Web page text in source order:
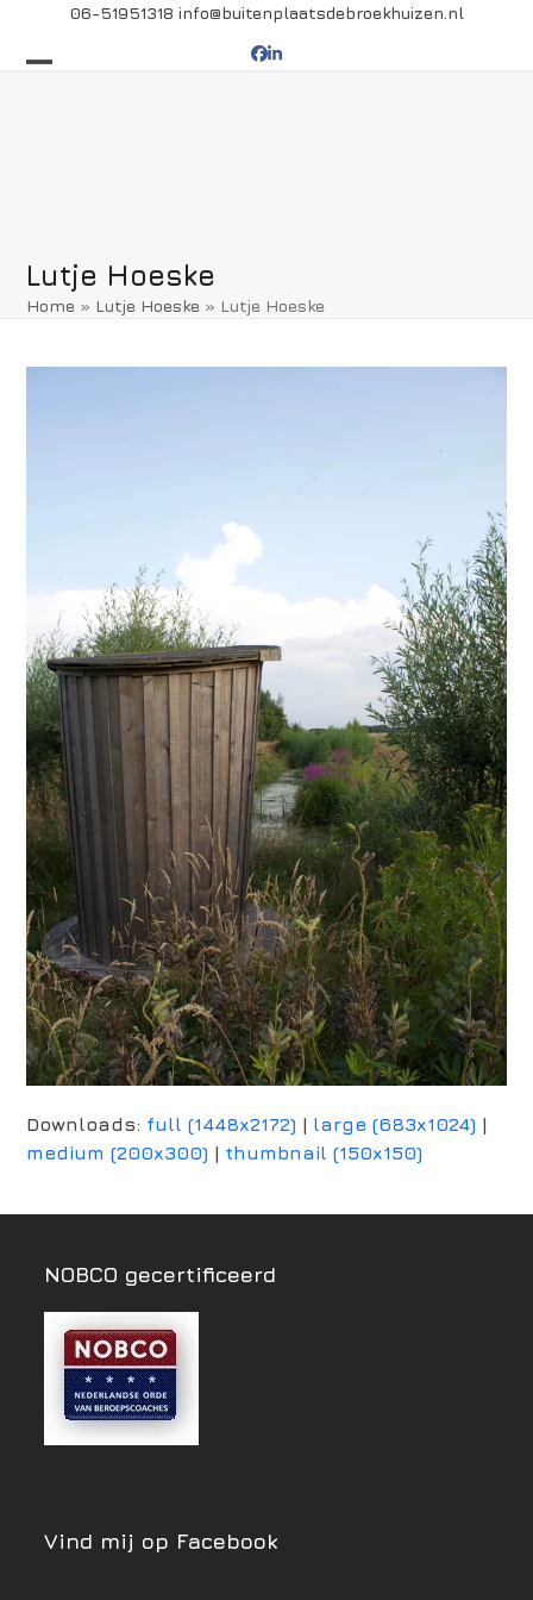
content
06-51951318 info@buitenplaatsdebroekhuizen.nl
Facebook
LinkedIn
Lutje Hoeske
Home » Lutje Hoeske » Lutje Hoeske
Downloads: full (1448x2172) | large (683x1024) |
medium (200x300) | thumbnail (150x150)
NOBCO gecertificeerd
Vind mij op Facebook